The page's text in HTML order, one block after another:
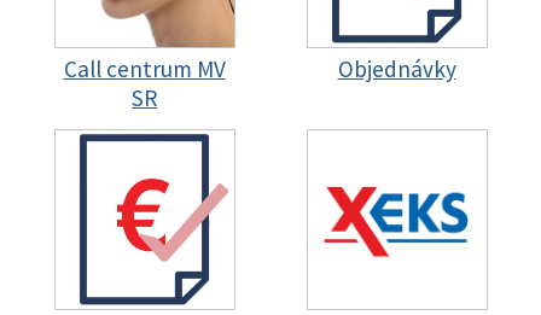
Call centrum MV
SR
Objednávky